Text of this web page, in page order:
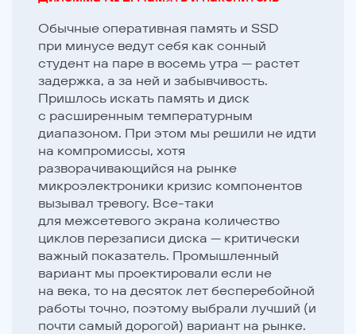
Обычные оперативная память и SSD
при минусе ведут себя как сонный
студент на паре в восемь утра — растет
задержка, а за ней и забывчивость.
Пришлось искать память и диск
с расширенным температурным
диапазоном. При этом мы решили не идти
на компромиссы, хотя
разворачивающийся на рынке
микроэлектроники кризис компонентов
вызывал тревогу. Все-таки
для межсетевого экрана количество
циклов перезаписи диска — критически
важный показатель. Промышленный
вариант мы проектировали если не
на века, то на десяток лет бесперебойной
работы точно, поэтому выбрали лучший (и
почти самый дорогой) вариант на рынке.